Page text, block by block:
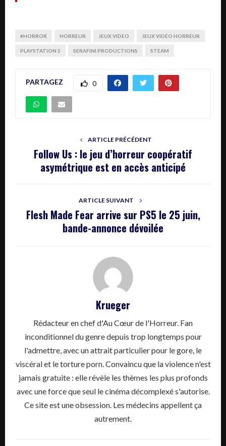
#HORROR HORREUR JEUX VIDEO JEUX VIDÉO HORREUR
PLAYSTATION 5 SERAFINI PRODUCTIONS STEAM
PARTAGEZ 0
ARTICLE PRÉCÉDENT
Follow Us : le jeu d’horreur coopératif
asymétrique est en accès anticipé
ARTICLE SUIVANT
Flesh Made Fear arrive sur PS5 le 25 juin,
bande-annonce dévoilée
Krueger
Rédacteur en chef d'Au Cœur de l'Horreur. Fan
inconditionnel du genre depuis trop longtemps pour
l'admettre, avec un attrait particulier pour le gore, le
viscéral et le torture porn. Convaincu que la violence n'est
jamais gratuite : elle révèle les thèmes les plus profonds
avec une force que seul le cinéma décomplexé s'autorise.
Ce site est une obsession. Les médecins appellent ça
autrement.